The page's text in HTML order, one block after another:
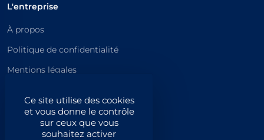
Ce site utilise des cookies
et vous donne le contrôle
sur ceux que vous
souhaitez activer
L'entreprise
À propos
Politique de confidentialité
Mentions légales
Catégories principales
Catégories